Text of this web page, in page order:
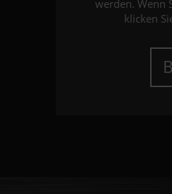
werden. Wenn
klicken